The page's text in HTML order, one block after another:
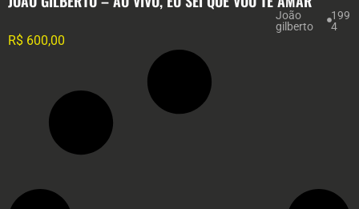
João
gilberto
199
4
R$ 600,00